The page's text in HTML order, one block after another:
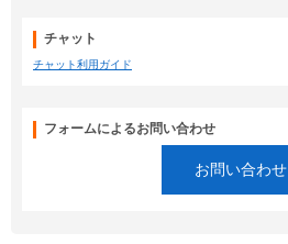
チャット
チャット利用ガイド
フォームによるお問い合わせ
お問い合わせ